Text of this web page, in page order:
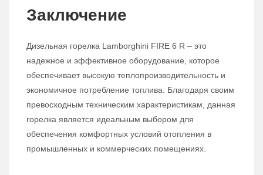
Заключение
Дизельная горелка Lamborghini FIRE 6 R – это
надежное и эффективное оборудование, которое
обеспечивает высокую теплопроизводительность и
экономичное потребление топлива. Благодаря своим
превосходным техническим характеристикам, данная
горелка является идеальным выбором для
обеспечения комфортных условий отопления в
промышленных и коммерческих помещениях.